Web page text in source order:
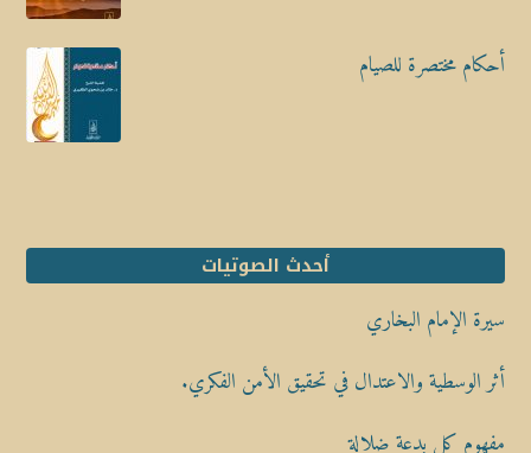
أحكام مختصرة للصيام
أحدث الصوتيات
سيرة الإمام البخاري
أثر الوسطية والاعتدال في تحقيق الأمن الفكري.
مفهوم كل بدعة ضلالة